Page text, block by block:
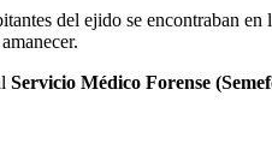
del ejido se encontraban
Servicio Médico Forense